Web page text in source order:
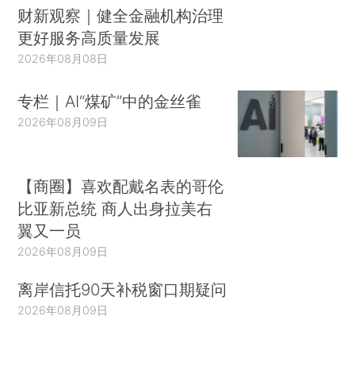
财新观察｜健全金融机构治理
更好服务高质量发展
2026年08月08日
专栏｜AI“煤矿”中的金丝雀
2026年08月09日
【商圈】喜欢配戴名表的哥伦
比亚新总统 商人出身拉美右
翼又一员
2026年08月09日
离岸信托90天补税窗口期疑问
2026年08月09日